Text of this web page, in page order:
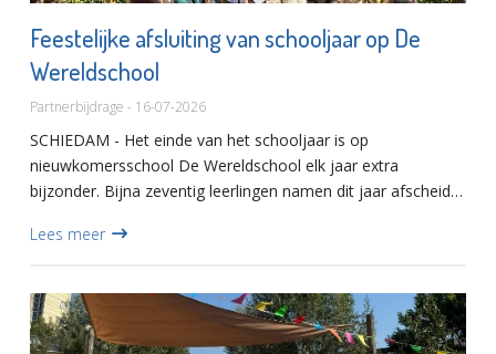
Feestelijke afsluiting van schooljaar op De
Wereldschool
Partnerbijdrage - 16-07-2026
SCHIEDAM - Het einde van het schooljaar is op
nieuwkomersschool De Wereldschool elk jaar extra
bijzonder. Bijna zeventig leerlingen namen dit jaar afscheid
afgerond en zijn kla...
Lees meer